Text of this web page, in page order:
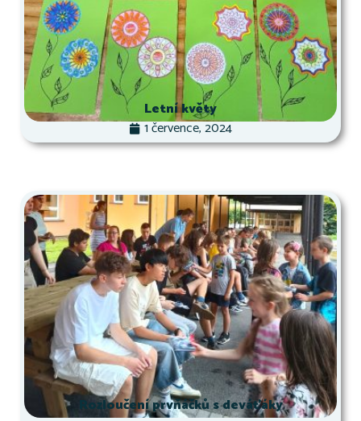
Letní květy
1 července, 2024
Rozloučení prvňáčků s deváťáky